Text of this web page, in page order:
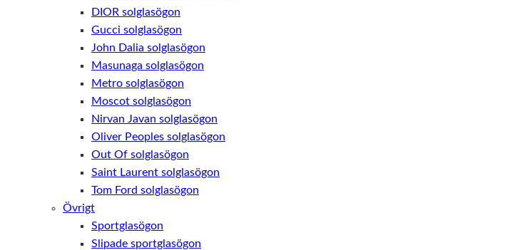
DIOR solglasögon
Gucci solglasögon
John Dalia solglasögon
Masunaga solglasögon
Metro solglasögon
Moscot solglasögon
Nirvan Javan solglasögon
Oliver Peoples solglasögon
Out Of solglasögon
Saint Laurent solglasögon
Tom Ford solglasögon
Övrigt
Sportglasögon
Slipade sportglasögon